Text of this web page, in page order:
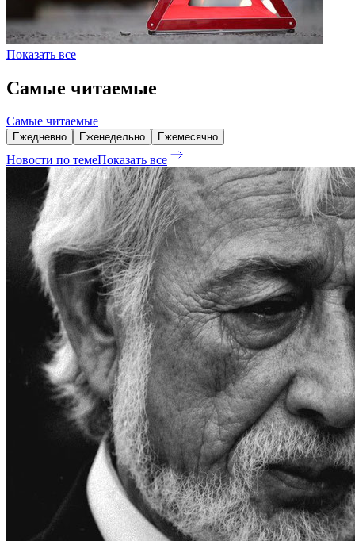
Показать все
Самые читаемые
Самые читаемые
Ежедневно Еженедельно Ежемесячно
Новости по темеПоказать все